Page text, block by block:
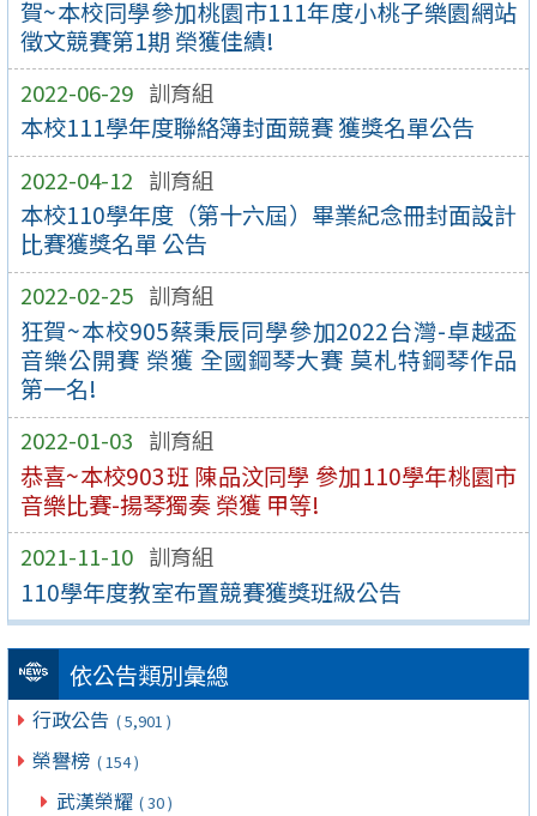
賀~本校同學參加桃園市111年度小桃子樂園網站
徵文競賽第1期 榮獲佳績!
2022-06-29 訓育組
本校111學年度聯絡簿封面競賽 獲獎名單公告
2022-04-12 訓育組
本校110學年度（第十六屆）畢業紀念冊封面設計
比賽獲獎名單 公告
2022-02-25 訓育組
狂賀~本校905蔡秉辰同學參加2022台灣-卓越盃
音樂公開賽 榮獲 全國鋼琴大賽 莫札特鋼琴作品
第一名!
2022-01-03 訓育組
恭喜~本校903班 陳品汶同學 參加110學年桃園市
音樂比賽-揚琴獨奏 榮獲 甲等!
2021-11-10 訓育組
110學年度教室布置競賽獲獎班級公告
依公告類別彙總
行政公告 ( 5,901 )
榮譽榜 ( 154 )
武漢榮耀 ( 30 )